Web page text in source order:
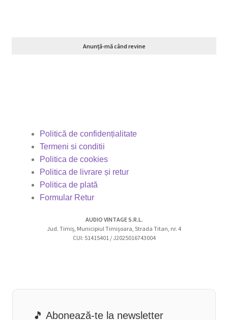
Anunță-mă când revine
Politică de confidențialitate
Termeni si conditii
Politica de cookies
Politica de livrare și retur
Politica de plată
Formular Retur
AUDIO VINTAGE S.R.L.
Jud. Timiș, Municipiul Timișoara, Strada Titan, nr. 4
CUI: 51415401 / J2025016743004
🎵 Abonează-te la newsletter